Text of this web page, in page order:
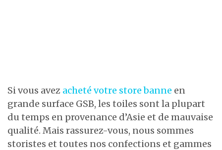
Si vous avez acheté votre store banne en
grande surface GSB, les toiles sont la plupart
du temps en provenance d’Asie et de mauvaise
qualité. Mais rassurez-vous, nous sommes
storistes et toutes nos confections et gammes